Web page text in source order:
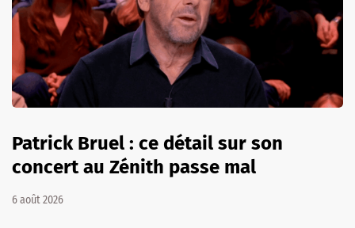
Patrick Bruel : ce détail sur son
concert au Zénith passe mal
6 août 2026